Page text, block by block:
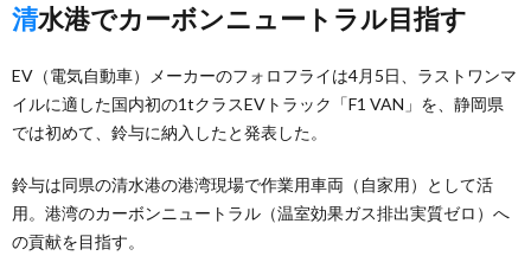
清水港でカーボンニュートラル目指す
EV（電気自動車）メーカーのフォロフライは4月5日、ラストワンマ
イルに適した国内初の1tクラスEVトラック「F1 VAN」を、静岡県
では初めて、鈴与に納入したと発表した。
鈴与は同県の清水港の港湾現場で作業用車両（自家用）として活
用。港湾のカーボンニュートラル（温室効果ガス排出実質ゼロ）へ
の貢献を目指す。